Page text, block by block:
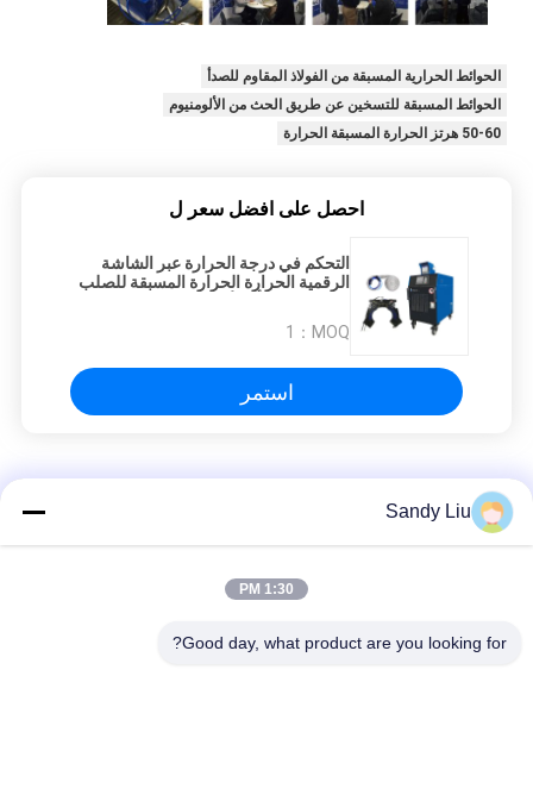
الحوائط الحرارية المسبقة من الفولاذ المقاوم للصدأ
الحوائط المسبقة للتسخين عن طريق الحث من الألومنيوم
50-60 هرتز الحرارة المسبقة الحرارة
احصل على افضل سعر ل
التحكم في درجة الحرارة عبر الشاشة
الرقمية الحرارة الحرارة المسبقة للصلب
MOQ：
1
استمر
اللحام بالتسخين التعريفي
تخصيص التسخين التعريفي لحام الفولاذ المقاوم للصدأ الجهد 3 المرحلة
الكربون الصلب التعريفي التسخين لحام 1 المرحلة قوية وموثوقة
Sandy Liu
1:30 PM
Good day, what product are you looking for?